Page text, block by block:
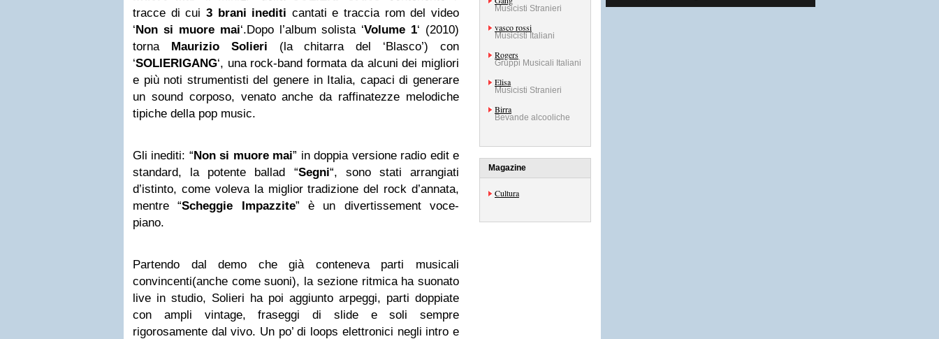
tracce di cui 3 brani inediti cantati e traccia rom del video
‘Non si muore mai‘.Dopo l’album solista ‘Volume 1‘ (2010)
torna Maurizio Solieri (la chitarra del ‘Blasco’) con
‘SOLIERIGANG‘, una rock-band formata da alcuni dei migliori
e più noti strumentisti del genere in Italia, capaci di generare
un sound corposo, venato anche da raffinatezze melodiche
tipiche della pop music.
Gli inediti: “Non si muore mai” in doppia versione radio edit e
standard, la potente ballad “Segni“, sono stati arrangiati
d’istinto, come voleva la miglior tradizione del rock d’annata,
mentre “Scheggie Impazzite” è un divertissement voce-
piano.
Partendo dal demo che già conteneva parti musicali
convincenti(anche come suoni), la sezione ritmica ha suonato
live in studio, Solieri ha poi aggiunto arpeggi, parti doppiate
con ampli vintage, fraseggi di slide e soli sempre
rigorosamente dal vivo. Un po’ di loops elettronici negli intro e
Musicisti Stranieri
vasco rossi
Musicisti Italiani
Rogers
Gruppi Musicali Italiani
Elisa
Musicisti Stranieri
Birra
Bevande alcooliche
Magazine
Cultura